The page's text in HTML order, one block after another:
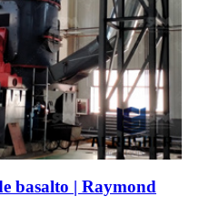
basalto | Raymond